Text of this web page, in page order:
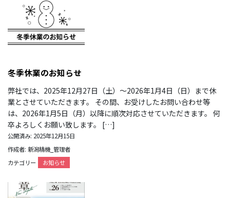
冬季休業のお知らせ
弊社では、2025年12月27日（土）～2026年1月4日（日）まで休
業とさせていただきます。 その間、お受けしたお問い合わせ等
は、2026年1月5日（月）以降に順次対応させていただきます。 何
卒よろしくお願い致します。 […]
公開済み: 2025年12月15日
作成者: 新潟精機_管理者
カテゴリー
お知らせ